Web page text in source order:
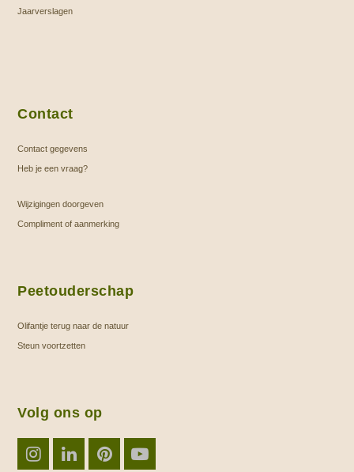
Jaarverslagen
Contact
Contact gegevens
Heb je een vraag?
Wijzigingen doorgeven
Compliment of aanmerking
Peetouderschap
Olifantje terug naar de natuur
Steun voortzetten
Volg ons op
Instagram
LinkedInPinterestYouTube